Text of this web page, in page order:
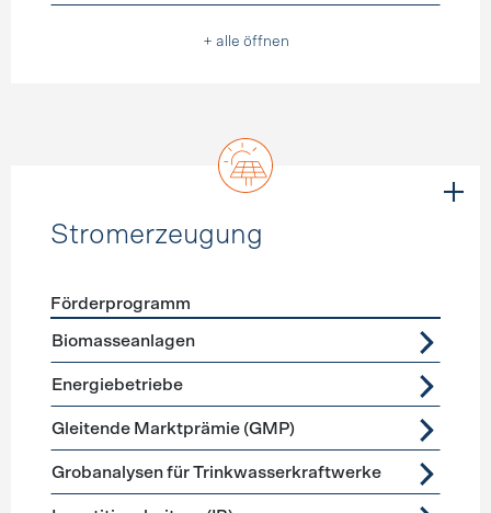
+ alle öffnen
Stromerzeugung
Förderprogramme
Förderprogramm
Biomasseanlagen
Energiebetriebe
Gleitende Marktprämie (GMP)
Grobanalysen für Trinkwasserkraftwerke